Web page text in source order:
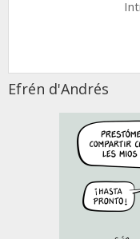
Efrén d'Andrés